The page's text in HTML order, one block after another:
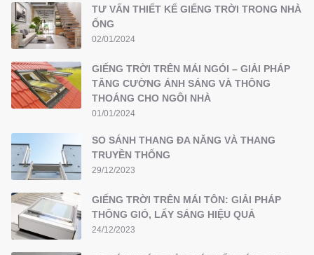
TƯ VẤN THIẾT KẾ GIẾNG TRỜI TRONG NHÀ
ỐNG
02/01/2024
GIẾNG TRỜI TRÊN MÁI NGÓI – GIẢI PHÁP
TĂNG CƯỜNG ÁNH SÁNG VÀ THÔNG
THOÁNG CHO NGÔI NHÀ
01/01/2024
SO SÁNH THANG ĐA NĂNG VÀ THANG
TRUYỀN THỐNG
29/12/2023
GIẾNG TRỜI TRÊN MÁI TÔN: GIẢI PHÁP
THÔNG GIÓ, LẤY SÁNG HIỆU QUẢ
24/12/2023